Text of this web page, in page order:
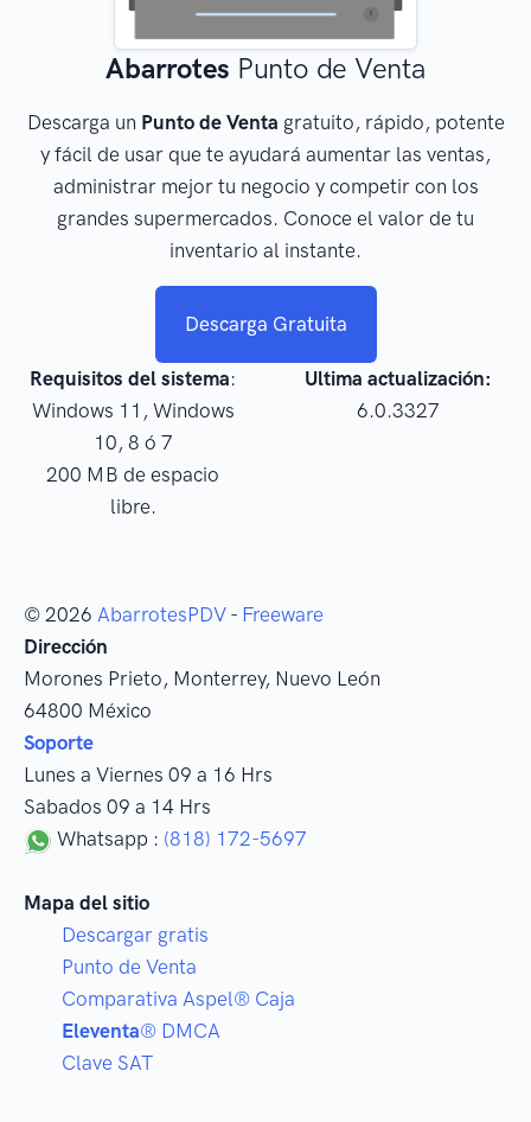
Abarrotes Punto de Venta
Descarga un Punto de Venta gratuito, rápido, potente
y fácil de usar que te ayudará aumentar las ventas,
administrar mejor tu negocio y competir con los
grandes supermercados. Conoce el valor de tu
inventario al instante.
Descarga Gratuita
Requisitos del sistema:
Windows 11, Windows
10, 8 ó 7
200 MB de espacio
libre.
Ultima actualización:
6.0.3327
© 2026 AbarrotesPDV - Freeware
Dirección
Morones Prieto, Monterrey, Nuevo León
64800 México
Soporte
Lunes a Viernes 09 a 16 Hrs
Sabados 09 a 14 Hrs
Whatsapp : (818) 172-5697
Mapa del sitio
Descargar gratis
Punto de Venta
Comparativa Aspel® Caja
Eleventa® DMCA
Clave SAT